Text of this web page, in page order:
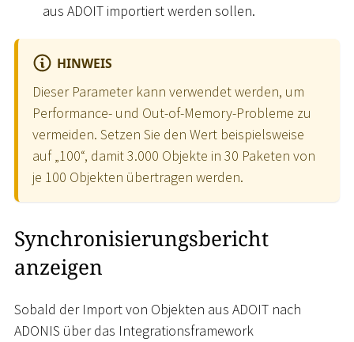
aus ADOIT importiert werden sollen.
HINWEIS
Dieser Parameter kann verwendet werden, um
Performance- und Out-of-Memory-Probleme zu
vermeiden. Setzen Sie den Wert beispielsweise
auf „100“, damit 3.000 Objekte in 30 Paketen von
je 100 Objekten übertragen werden.
Synchronisierungsbericht
anzeigen
Sobald der Import von Objekten aus ADOIT nach
ADONIS über das Integrationsframework